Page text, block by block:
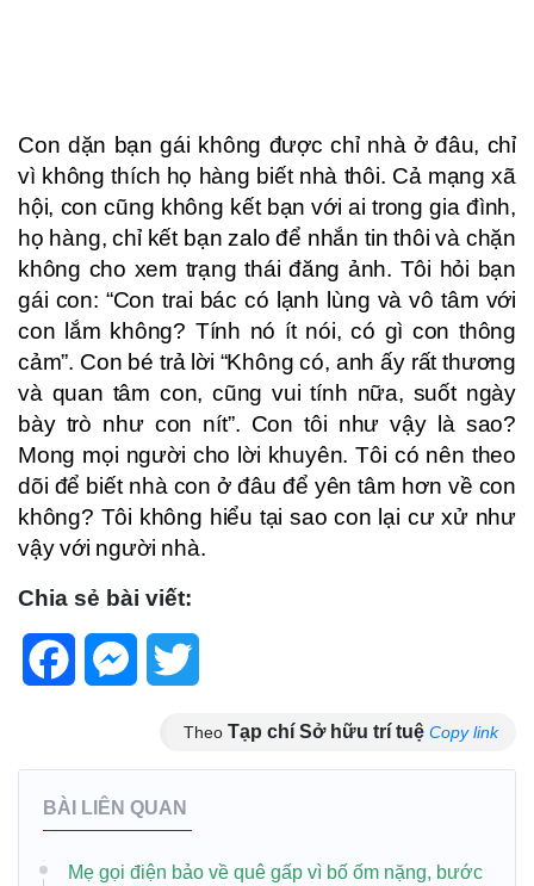
Con dặn bạn gái không được chỉ nhà ở đâu, chỉ
vì không thích họ hàng biết nhà thôi. Cả mạng xã
hội, con cũng không kết bạn với ai trong gia đình,
họ hàng, chỉ kết bạn zalo để nhắn tin thôi và chặn
không cho xem trạng thái đăng ảnh. Tôi hỏi bạn
gái con: “Con trai bác có lạnh lùng và vô tâm với
con lắm không? Tính nó ít nói, có gì con thông
cảm”. Con bé trả lời “Không có, anh ấy rất thương
và quan tâm con, cũng vui tính nữa, suốt ngày
bày trò như con nít”. Con tôi như vậy là sao?
Mong mọi người cho lời khuyên. Tôi có nên theo
dõi để biết nhà con ở đâu để yên tâm hơn về con
không? Tôi không hiểu tại sao con lại cư xử như
vậy với người nhà.
Chia sẻ bài viết:
FacebookMessenger
Theo Tạp chí Sở hữu trí tuệ Copy link
BÀI LIÊN QUAN
Mẹ gọi điện bảo về quê gấp vì bố ốm nặng, bước